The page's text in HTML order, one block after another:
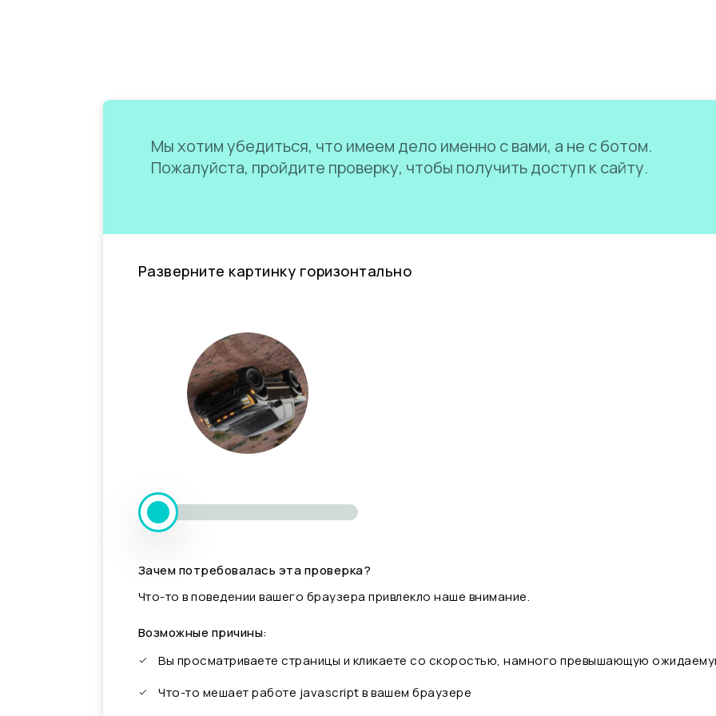
Мы хотим убедиться, что имеем дело именно с вами, а не с ботом.
Пожалуйста, пройдите проверку, чтобы получить доступ к сайту.
Разверните картинку горизонтально
Зачем потребовалась эта проверка?
Что-то в поведении вашего браузера привлекло наше внимание.
Возможные причины:
Вы просматриваете страницы и кликаете со скоростью, намного превышающую
Что-то мешает работе javascript в вашем браузере